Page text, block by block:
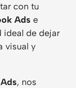
con tu
Ads e
ideal de dejar
visual y
, nos